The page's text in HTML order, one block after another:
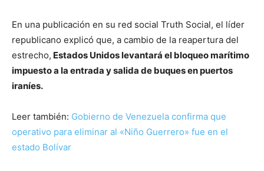
En una publicación en su red social Truth Social, el líder
republicano explicó que, a cambio de la reapertura del
estrecho, Estados Unidos levantará el bloqueo marítimo
impuesto a la entrada y salida de buques en puertos
iraníes.
Leer también: Gobierno de Venezuela confirma que
operativo para eliminar al «Niño Guerrero» fue en el
estado Bolívar